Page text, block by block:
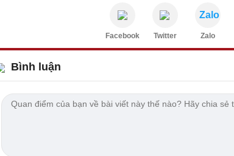
Facebook Twitter
Zalo
Zalo
Bình luận